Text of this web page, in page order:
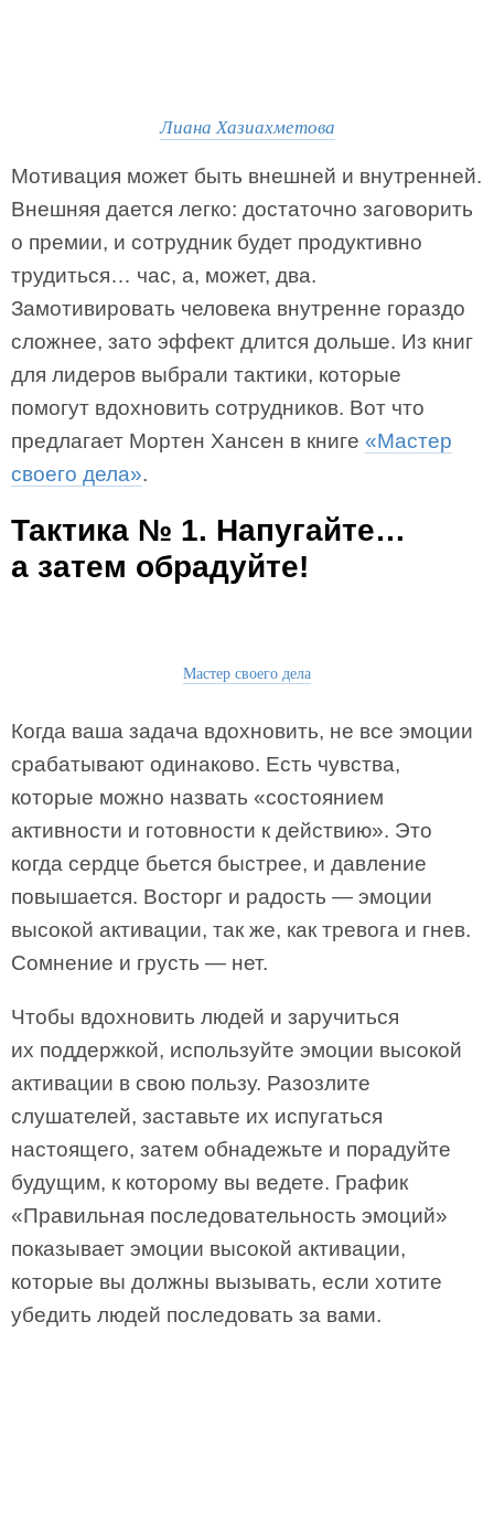
Лиана Хазиахметова
Мотивация может быть внешней и внутренней.
Внешняя дается легко: достаточно заговорить
о премии, и сотрудник будет продуктивно
трудиться… час, а, может, два.
Замотивировать человека внутренне гораздо
сложнее, зато эффект длится дольше. Из книг
для лидеров выбрали тактики, которые
помогут вдохновить сотрудников. Вот что
предлагает Мортен Хансен в книге «Мастер
своего дела».
Тактика № 1. Напугайте…
а затем обрадуйте!
Мастер своего дела
Когда ваша задача вдохновить, не все эмоции
срабатывают одинаково. Есть чувства,
которые можно назвать «состоянием
активности и готовности к действию». Это
когда сердце бьется быстрее, и давление
повышается. Восторг и радость — эмоции
высокой активации, так же, как тревога и гнев.
Сомнение и грусть — нет.
Чтобы вдохновить людей и заручиться
их поддержкой, используйте эмоции высокой
активации в свою пользу. Разозлите
слушателей, заставьте их испугаться
настоящего, затем обнадежьте и порадуйте
будущим, к которому вы ведете. График
«Правильная последовательность эмоций»
показывает эмоции высокой активации,
которые вы должны вызывать, если хотите
убедить людей последовать за вами.